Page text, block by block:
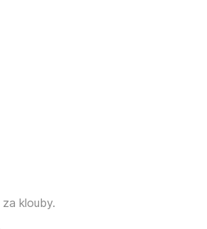
klouby.